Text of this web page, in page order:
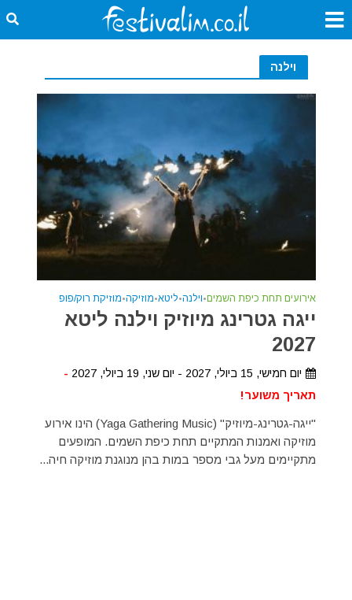
וילנה
אירועים תחת כיפת השמים•וילנה•ליטא•מוזיקה•מוזיקת רוק/פופ
ייגה גטרינג מיוזיק וילנה ליטא
2027
יום חמישי, 15 ביולי, 2027 - יום שני, 19 ביולי, 2027
-
תאריך משוער!
"ייגה-גטרינג-מיוזיק" (Yaga Gathering Music) הינו אירוע
מוזיקה ואמנות המתקיים תחת כיפת השמים. המופעים
מתקיימים מעל גבי מספר במות בהן מנוגנת מוזיקה חיה...